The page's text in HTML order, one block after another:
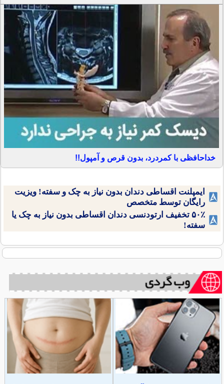
خداحافظی با کمردرد، بدون قرص و آمپول!!
ایمپلنت اقساطی دندان بدون نیاز به چک و سفته! ویزیت
رایگان توسط متخصص
۵۰٪ تخفیف ارتودنسی دندان اقساطی بدون نیاز به چک یا
سفته!